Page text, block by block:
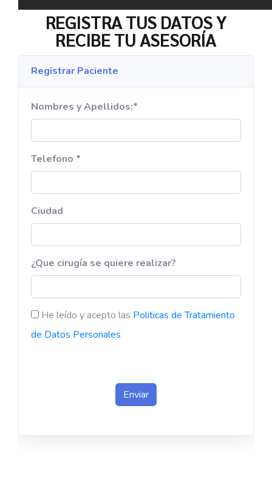
REGISTRA TUS DATOS Y
RECIBE TU ASESORÍA